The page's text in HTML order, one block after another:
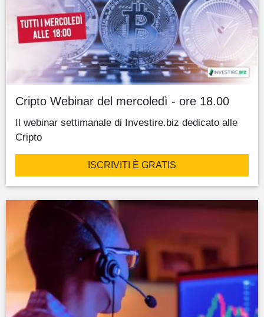
Cripto Webinar del mercoledì - ore 18.00
Il webinar settimanale di Investire.biz dedicato alle
Cripto
ISCRIVITI È GRATIS